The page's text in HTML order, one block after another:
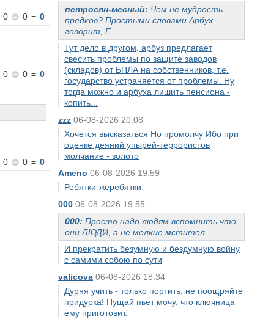
петросян-месный: Чем не мудрость
предков? Простыми словами Арбух
говорит, Е...
Тут дело в другом, арбуз предлагает
свесить проблемы по защите заводов
(складов) от БПЛА на собственников, т.е.
государство устраняется от проблемы. Ну
тогда можно и арбуха лишить пенсиона -
копить...
zzz 06-08-2026 20:08
Хочется высказаться Но промолчу Ибо при
оценке деяний упырей-террористов
молчание - золото
Ameno 06-08-2026 19:59
Ребятки-жеребятки
000 06-08-2026 19:55
000: Просто надо людям вспомнить что
они ЛЮДИ, а не мелкие мстител...
И прекратить безумную и бездумную войну
с самими собою по сути
valicova 06-08-2026 18:34
Дурня учить - только портить, не поощряйте
придурка! Пущай пьет мочу, что ключница
ему приготовит.
0
0 = 0
0
0 = 0
0
0 = 0